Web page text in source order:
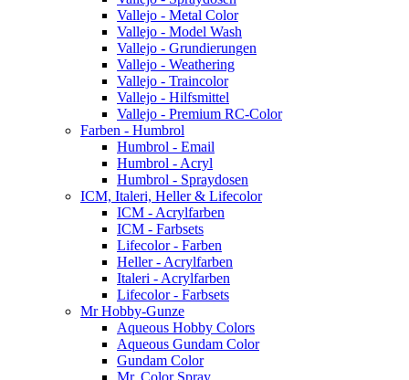
Vallejo - Metal Color
Vallejo - Model Wash
Vallejo - Grundierungen
Vallejo - Weathering
Vallejo - Traincolor
Vallejo - Hilfsmittel
Vallejo - Premium RC-Color
Farben - Humbrol
Humbrol - Email
Humbrol - Acryl
Humbrol - Spraydosen
ICM, Italeri, Heller & Lifecolor
ICM - Acrylfarben
ICM - Farbsets
Lifecolor - Farben
Heller - Acrylfarben
Italeri - Acrylfarben
Lifecolor - Farbsets
Mr Hobby-Gunze
Aqueous Hobby Colors
Aqueous Gundam Color
Gundam Color
Mr. Color Spray